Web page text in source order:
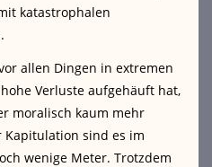
katastrophalen
allen Dingen in extremen
Verluste aufgehäuft hat,
moralisch kaum mehr
sind es im
wenige Meter. Trotzdem